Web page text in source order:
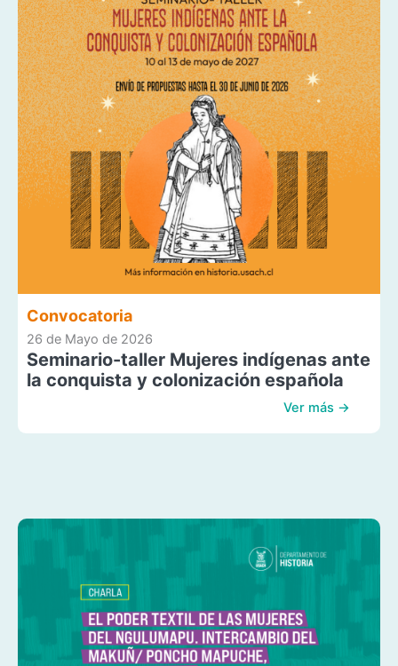
Convocatoria
26 de Mayo de 2026
Seminario-taller Mujeres indígenas ante
la conquista y colonización española
Ver más →